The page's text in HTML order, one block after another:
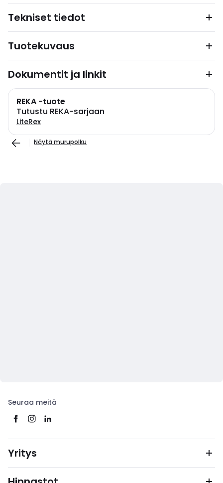
Tekniset tiedot
Tuotekuvaus
Dokumentit ja linkit
REKA -tuote
Tutustu REKA-sarjaan
LiteRex
Näytä murupolku
Seuraa meitä
Yritys